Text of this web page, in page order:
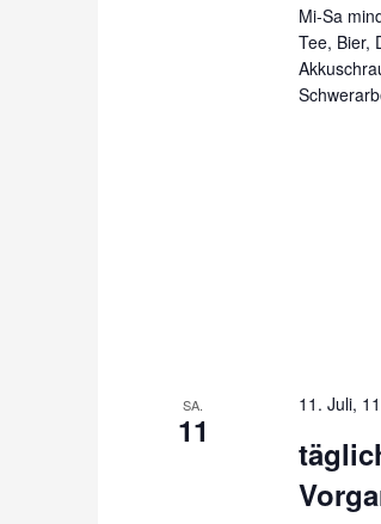
Mi-Sa
Tee, Bier,
SA.
11
11. Juli,